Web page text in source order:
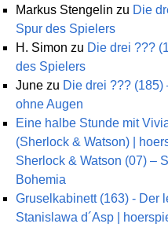
Markus Stengelin zu Die
Spur des Spielers
H. Simon zu Die drei ???
des Spielers
June zu Die drei ??? (185)
ohne Augen
Eine halbe Stunde mit
(Sherlock & Watson) |
Sherlock & Watson (07) –
Bohemia
Gruselkabinett (163) - Der
Stanislawa d´Asp |